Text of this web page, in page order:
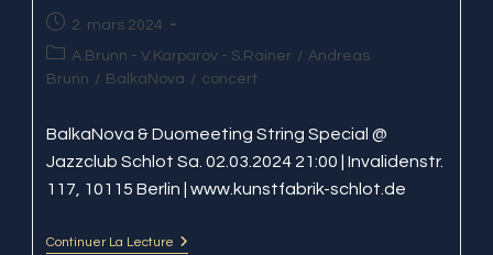
Publication
publiée :
2. mars 2024
Post
category:
A.Brunn - V.Karparov - S.Rainer / Andreas
Brunn / BalkaNova / concert
BalkaNova & Duomeeting String Special @
Jazzclub Schlot Sa. 02.03.2024 21:00 | Invalidenstr.
117, 10115 Berlin | www.kunstfabrik-schlot.de
Continuer La Lecture Concert